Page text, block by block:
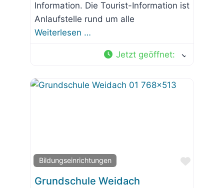
Information. Die Tourist-Information ist
Anlaufstelle rund um alle
Weiterlesen …
Jetzt geöffnet:
Bildungseinrichtungen
Favorit
Grundschule Weidach